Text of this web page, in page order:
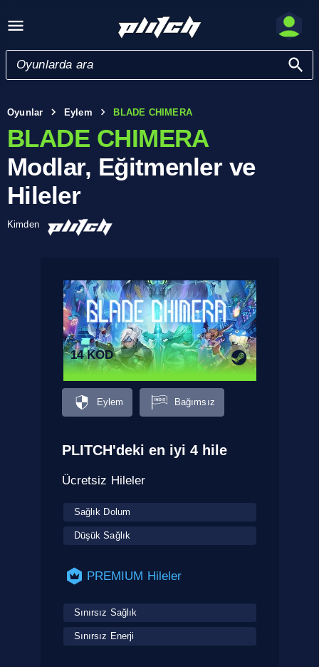
Oyunlar Eylem BLADE CHIMERA
BLADE CHIMERA
Modlar, Eğitmenler ve
Hileler
Kimden
14 KOD
Eylem Bağımsız
PLITCH'deki en iyi 4 hile
Ücretsiz Hileler
Sağlık Dolum
Düşük Sağlık
PREMIUM Hileler
Sınırsız Sağlık
Sınırsız Enerji